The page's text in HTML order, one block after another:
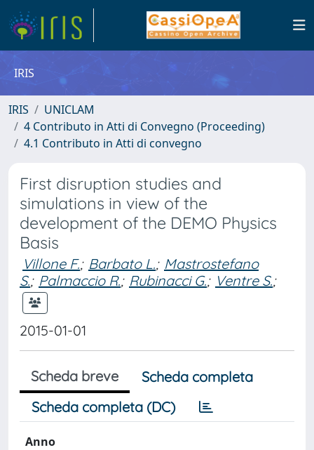
IRIS
IRIS
UNICLAM
4 Contributo in Atti di Convegno (Proceeding)
4.1 Contributo in Atti di convegno
First disruption studies and
simulations in view of the
development of the DEMO Physics
Basis
Villone F.; Barbato L.; Mastrostefano
S.; Palmaccio R.; Rubinacci G.; Ventre S.;
2015-01-01
Scheda breve
Scheda completa
Scheda completa (DC)
Anno